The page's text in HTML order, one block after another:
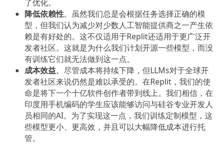
了优化。
降低依赖性。虽然我们总是会根据任务选择正确的模
型，但我们认为减少对少数人工智能提供商之一产生依
赖是有好处的。这不仅适用于Replit还适用于更广泛开
发者社区。这就是为什么我们计划开源一些模型，而没
有训练它们就无法做到这一点。
成本效益。尽管成本将持续下降，但LLMs对于全球开
发者社区来说仍然是难以承受的。在Replit，我们的使
命是将下一个十亿软件创作者带到线上。我们相信，在
印度用手机编码的学生应该能够访问与硅谷专业开发人
员相同的AI。为了实现这一点，我们训练定制模型，这
些模型更小、更高效，并且可以大幅降低成本进行托
管。